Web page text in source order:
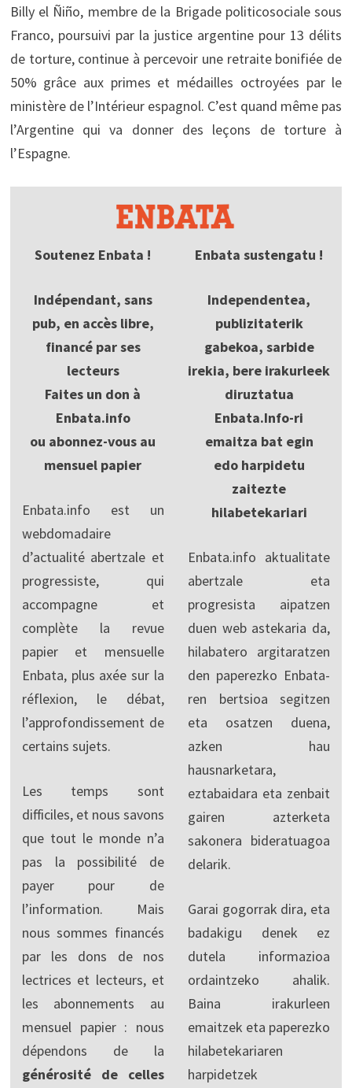
Billy el Ñiño, membre de la Brigade politicosociale sous
Franco, poursuivi par la justice argentine pour 13 délits
de torture, continue à percevoir une retraite bonifiée de
50% grâce aux primes et médailles octroyées par le
ministère de l’Intérieur espagnol. C’est quand même pas
l’Argentine qui va donner des leçons de torture à
l’Espagne.
Soutenez Enbata !
Indépendant, sans
pub, en accès libre,
financé par ses
lecteurs
Faites un don à
Enbata.info
ou abonnez-vous au
mensuel papier
Enbata.info est un
webdomadaire
d’actualité abertzale et
progressiste, qui
accompagne et
complète la revue
papier et mensuelle
Enbata, plus axée sur la
réflexion, le débat,
l’approfondissement de
certains sujets.
Les temps sont
difficiles, et nous savons
que tout le monde n’a
pas la possibilité de
payer pour de
l’information. Mais
nous sommes financés
par les dons de nos
lectrices et lecteurs, et
les abonnements au
mensuel papier : nous
dépendons de la
générosité de celles
Enbata sustengatu !
Independentea,
publizitaterik
gabekoa, sarbide
irekia, bere irakurleek
diruztatua
Enbata.Info-ri
emaitza bat egin
edo harpidetu
zaitezte
hilabetekariari
Enbata.info aktualitate
abertzale eta
progresista aipatzen
duen web astekaria da,
hilabatero argitaratzen
den paperezko Enbata-
ren bertsioa segitzen
eta osatzen duena,
azken hau
hausnarketara,
eztabaidara eta zenbait
gairen azterketa
sakonera bideratuagoa
delarik.
Garai gogorrak dira, eta
badakigu denek ez
dutela informazioa
ordaintzeko ahalik.
Baina irakurleen
emaitzek eta paperezko
hilabetekariaren
harpidetzek